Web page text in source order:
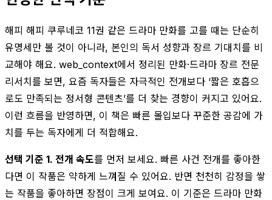
해피 해피 쿠루네코 11권 같은 드라마 만화를 고를 때는 단순히
유명세만 볼 것이 아니라, 본인의 독서 성향과 장르 기대치를 비
교해야 해요. web_context에서 정리된 만화·드라마 장르 전문
리서치를 보면, 요즘 독자들은 자극적인 전개보다 ‘짧은 호흡으
로도 만족되는 정서형 콘텐츠’를 더 찾는 경향이 커지고 있어요.
이런 흐름을 반영하면, 이 책은 빠른 몰입보다 꾸준한 공감에 가
치를 두는 독자에게 더 적합해요.
선택 기준 1. 전개 속도를 먼저 보세요. 빠른 사건 전개를 좋아한
다면 이 작품은 약하게 느껴질 수 있어요. 반면 천천히 감정을 쌓
는 작품을 좋아하면 장점이 크게 보여요. 이 기준은 드라마 만화